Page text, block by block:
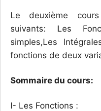
Le deuxième
suivants: Les
simples,Les
fonctions de deux
Sommaire du cours:
I- Les Fonctions :